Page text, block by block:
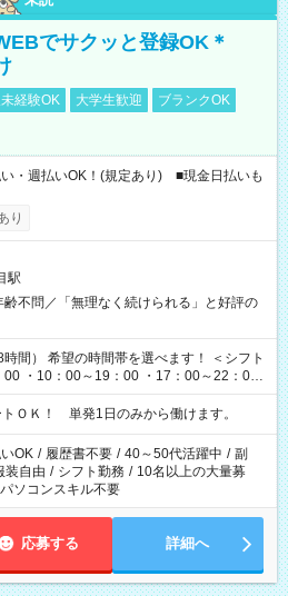
でサクッと登録OK＊
経験OK 大学生歓迎
ブランクOK
・週払いOK！(規定あり) ■現金日払いも
り
駅
齢不問／「無理なく続けられる」と好評の
す！ ＜シフト
00 ・10：00～19：00 ・17：00～22：00
22：00～翌6：00 など
トＯＫ！ 単発1日のみから働けます。
OK / 履歴書不要 / 40～50代活躍中 / 副
装自由 / シフト勤務 / 10名以上の大量募
パソコンスキル不要
応募する 詳細へ